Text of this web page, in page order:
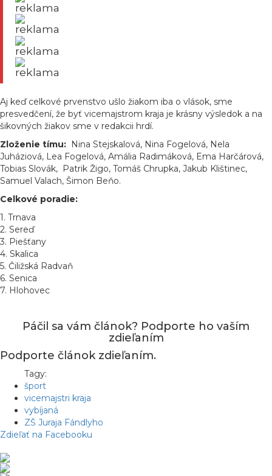
reklama
reklama
reklama
reklama
Aj keď celkové prvenstvo ušlo žiakom iba o vlások, sme
presvedčení, že byť vicemajstrom kraja je krásny výsledok a na
šikovných žiakov sme v redakcii hrdí.
Zloženie tímu: Nina Stejskalová, Nina Fogelová, Nela
Juháziová, Lea Fogelová, Amália Radimáková, Ema Harčárová,
Tobias Slovák, Patrik Žigo, Tomáš Chrupka, Jakub Klištinec,
Samuel Valach, Šimon Beňo.
Celkové poradie:
1. Trnava
2. Sereď
3. Piešťany
4. Skalica
5. Čiližská Radvaň
6. Senica
7. Hlohovec
Páčil sa vám článok? Podporte ho vaším
zdieľaním
Podporte článok zdieľaním.
Tagy:
šport
vicemajstri kraja
vybíjaná
ZŠ Juraja Fándlyho
Zdieľať na Facebooku